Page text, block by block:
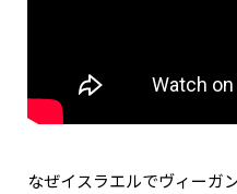
なぜイスラエルでヴィーガ